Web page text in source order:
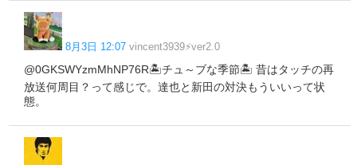
8月3日 12:07 vincent3939⚡ver2.0
@0GKSWYzmMhNP76R🏝️チュ～ブな季節🏝️ 昔はタッチの再
放送何周目？って感じで。達也と新田の対決もういいって状
態。